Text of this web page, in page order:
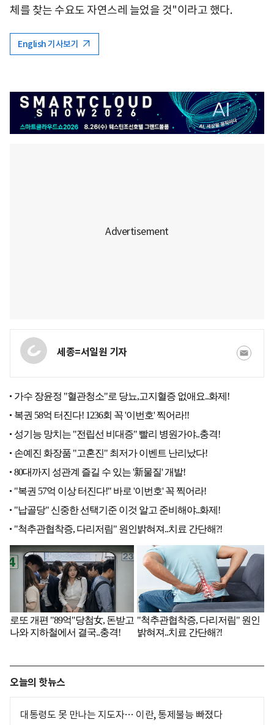
체를 찾는 수요도 자연스레 늘었을 것"이라고 했다.
English 기사보기
세종=서일원 기자
오늘의 핫뉴스
대통령도 못 만나는 지도자… 이란, 통제불능 빠졌다